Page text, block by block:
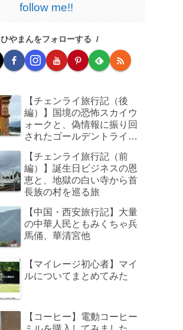
follow me!!
ひやまんをフォローする
【チェンライ旅行記（後
編）】国境の恐怖スカイウ
ォークと、偽情報に振り回
されたゴールデントライア
ネスクラスで足元の狭さに
咽び泣く旅
【チェンライ旅行記（前
編）】誕生日ビジネスの恩
恵と、地獄の白い寺から首
長族の村を巡る旅
【中国・西安旅行記】大量
の中華人民ともみくちゃ兵
馬俑、華清宮他
【マイレージ初心者】マイ
ルについてまとめてみた
【コーヒー】電動コーヒー